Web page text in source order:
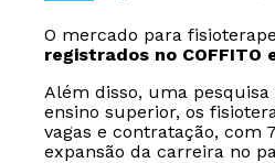
O mercado para
registrados no COFFITO
Além disso, uma
ensino superior, os
vagas e contratação, com
expansão da carreira no